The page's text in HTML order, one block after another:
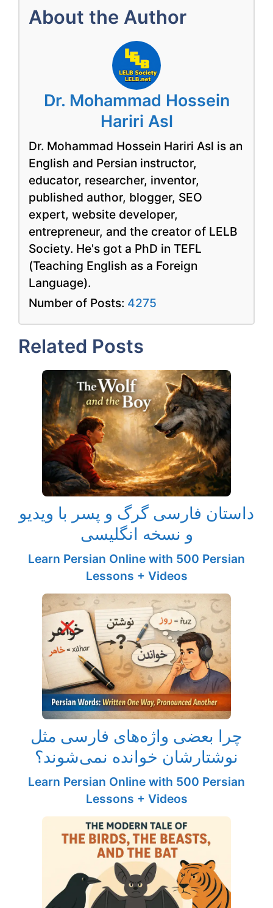
About the Author
Dr. Mohammad Hossein
Hariri Asl
Dr. Mohammad Hossein Hariri Asl is an
English and Persian instructor,
educator, researcher, inventor,
published author, blogger, SEO
expert, website developer,
entrepreneur, and the creator of LELB
Society. He's got a PhD in TEFL
(Teaching English as a Foreign
Language).
Number of Posts: 4275
Related Posts
داستان فارسی گرگ و پسر با ویدیو
و نسخه انگلیسی
Learn Persian Online with 500 Persian
Lessons + Videos
چرا بعضی واژه‌های فارسی مثل
نوشتارشان خوانده نمی‌شوند؟
Learn Persian Online with 500 Persian
Lessons + Videos